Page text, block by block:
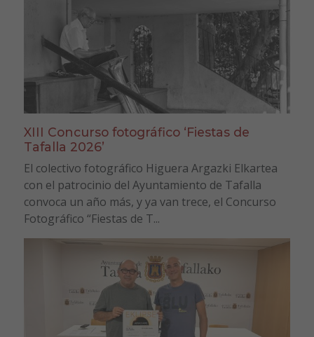
XIII Concurso fotográfico ‘Fiestas de
Tafalla 2026’
El colectivo fotográfico Higuera Argazki Elkartea
con el patrocinio del Ayuntamiento de Tafalla
convoca un año más, y ya van trece, el Concurso
Fotográfico “Fiestas de T...